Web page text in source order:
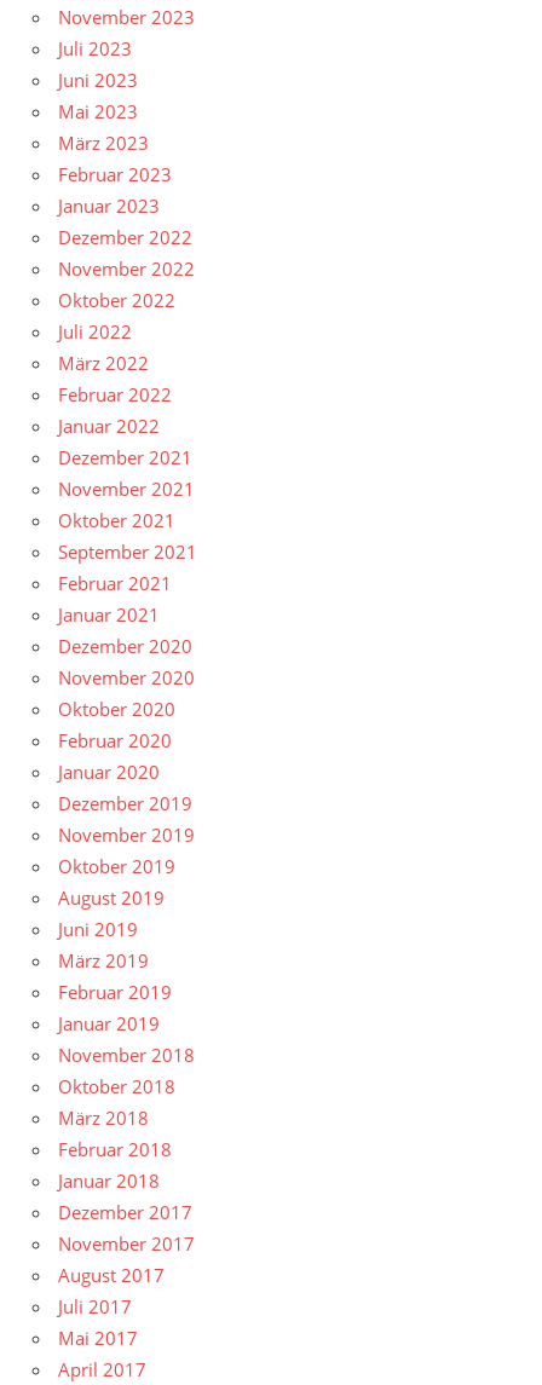
November 2023
Juli 2023
Juni 2023
Mai 2023
März 2023
Februar 2023
Januar 2023
Dezember 2022
November 2022
Oktober 2022
Juli 2022
März 2022
Februar 2022
Januar 2022
Dezember 2021
November 2021
Oktober 2021
September 2021
Februar 2021
Januar 2021
Dezember 2020
November 2020
Oktober 2020
Februar 2020
Januar 2020
Dezember 2019
November 2019
Oktober 2019
August 2019
Juni 2019
März 2019
Februar 2019
Januar 2019
November 2018
Oktober 2018
März 2018
Februar 2018
Januar 2018
Dezember 2017
November 2017
August 2017
Juli 2017
Mai 2017
April 2017